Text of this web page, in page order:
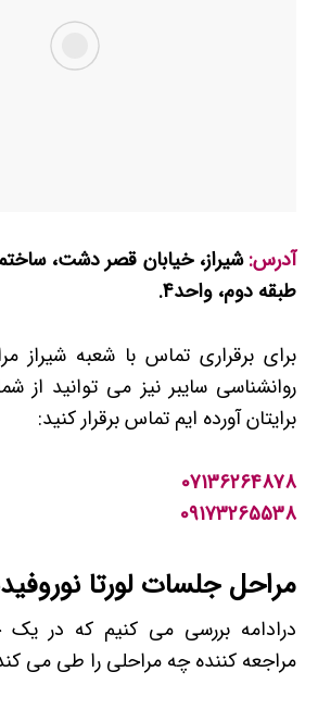
آدرس:
طبقه دوم، واحد4.
برای برقراری تماس با شعبه شیراز
روانشناسی سایبر نیز می توانید از
برایتان آورده ایم تماس برقرار کنید:
07136264878
09173265538
مراحل جلسات لورتا
درادامه بررسی می کنیم که در یک
مراجعه کننده چه مراحلی را طی می